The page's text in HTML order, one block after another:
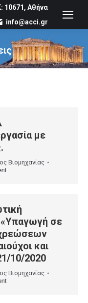
10671, Αθήνα
info@acci.gr
here:
με
Βιομηχανίας
«Υπαγωγή σε
και
10/2020
Βιομηχανίας